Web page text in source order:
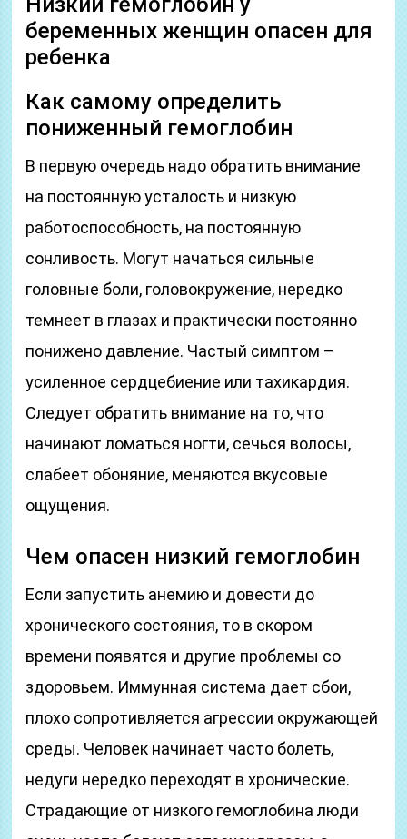
беременных женщин опасен для
ребенка
Как самому определить
пониженный гемоглобин
В первую очередь надо обратить внимание
на постоянную усталость и низкую
работоспособность, на постоянную
сонливость. Могут начаться сильные
головные боли, головокружение, нередко
темнеет в глазах и практически постоянно
понижено давление. Частый симптом –
усиленное сердцебиение или тахикардия.
Следует обратить внимание на то, что
начинают ломаться ногти, сечься волосы,
слабеет обоняние, меняются вкусовые
ощущения.
Чем опасен низкий гемоглобин
Если запустить анемию и довести до
хронического состояния, то в скором
времени появятся и другие проблемы со
здоровьем. Иммунная система дает сбои,
плохо сопротивляется агрессии окружающей
среды. Человек начинает часто болеть,
недуги нередко переходят в хронические.
Страдающие от низкого гемоглобина люди